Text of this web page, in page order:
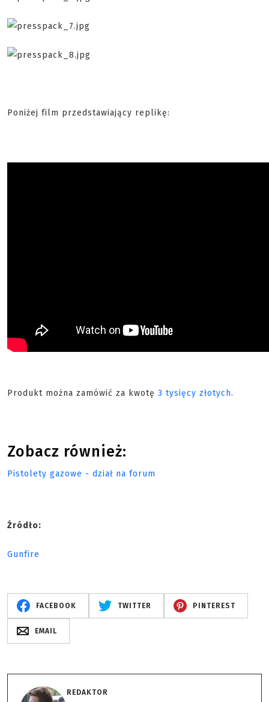
Poniżej film przedstawiający replikę:
Produkt można zamówić za kwotę 3 tysięcy złotych.
Zobacz również:
Pistolety gazowe - dział na forum
Źródło:
Gunfire
FACEBOOK TWITTER PINTEREST
EMAIL
REDAKTOR